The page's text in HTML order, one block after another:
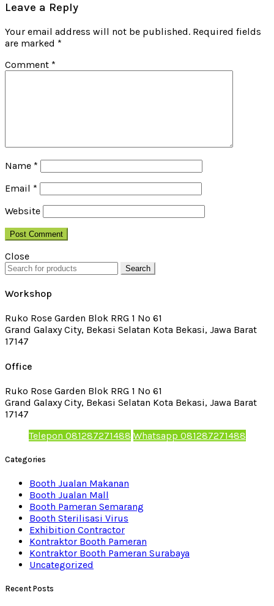
Leave a Reply
Your email address will not be published. Required fields
are marked *
Comment *
Name *
Email *
Website
Close
Search
Workshop
Ruko Rose Garden Blok RRG 1 No 61
Grand Galaxy City, Bekasi Selatan Kota Bekasi, Jawa Barat
17147
Office
Ruko Rose Garden Blok RRG 1 No 61
Grand Galaxy City, Bekasi Selatan Kota Bekasi, Jawa Barat
17147
Telepon 081287271488 Whatsapp 081287271488
Categories
Booth Jualan Makanan
Booth Jualan Mall
Booth Pameran Semarang
Booth Sterilisasi Virus
Exhibition Contractor
Kontraktor Booth Pameran
Kontraktor Booth Pameran Surabaya
Uncategorized
Recent Posts